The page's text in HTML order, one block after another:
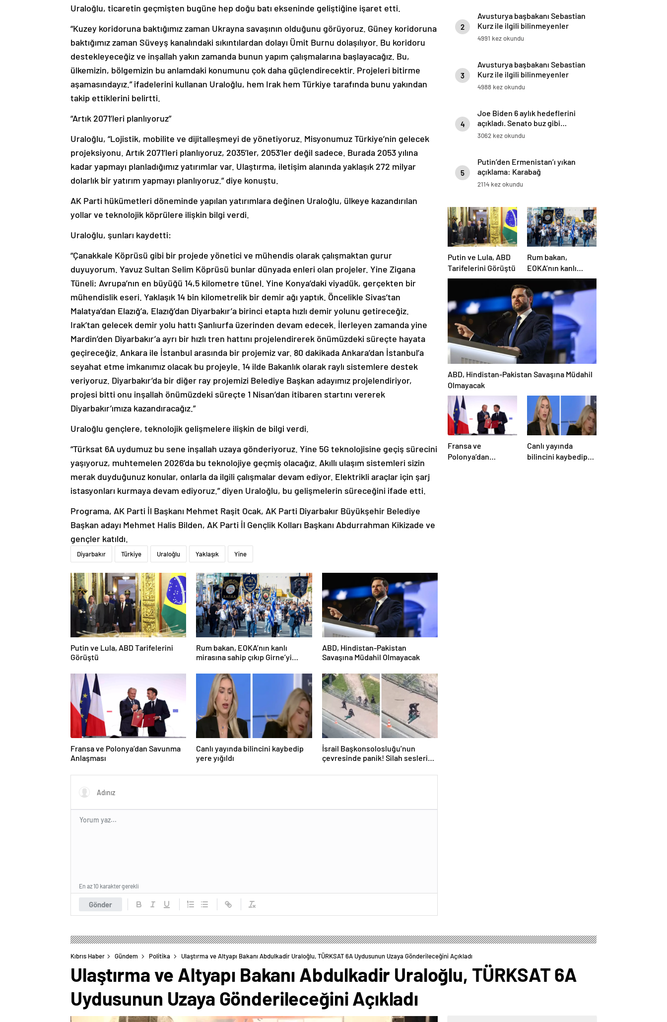
Uraloğlu, ticaretin geçmişten bugüne hep doğu batı ekseninde geliştiğine işaret etti.
“Kuzey koridoruna baktığımız zaman Ukrayna savaşının olduğunu görüyoruz. Güney koridoruna
baktığımız zaman Süveyş kanalındaki sıkıntılardan dolayı Ümit Burnu dolaşılıyor. Bu koridoru
destekleyeceğiz ve inşallah yakın zamanda bunun yapım çalışmalarına başlayacağız. Bu,
ülkemizin, bölgemizin bu anlamdaki konumunu çok daha güçlendirecektir. Projeleri bitirme
aşamasındayız.” ifadelerini kullanan Uraloğlu, hem Irak hem Türkiye tarafında bunu yakından
takip ettiklerini belirtti.
“Artık 2071’leri planlıyoruz”
Uraloğlu, “Lojistik, mobilite ve dijitalleşmeyi de yönetiyoruz. Misyonumuz Türkiye’nin gelecek
projeksiyonu. Artık 2071’leri planlıyoruz, 2035’ler, 2053’ler değil sadece. Burada 2053 yılına
kadar yapmayı planladığımız yatırımlar var. Ulaştırma, iletişim alanında yaklaşık 272 milyar
dolarlık bir yatırım yapmayı planlıyoruz.” diye konuştu.
AK Parti hükümetleri döneminde yapılan yatırımlara değinen Uraloğlu, ülkeye kazandırılan
yollar ve teknolojik köprülere ilişkin bilgi verdi.
Uraloğlu, şunları kaydetti:
“Çanakkale Köprüsü gibi bir projede yönetici ve mühendis olarak çalışmaktan gurur
duyuyorum. Yavuz Sultan Selim Köprüsü bunlar dünyada enleri olan projeler. Yine Zigana
Tüneli; Avrupa’nın en büyüğü 14,5 kilometre tünel. Yine Konya’daki viyadük, gerçekten bir
mühendislik eseri. Yaklaşık 14 bin kilometrelik bir demir ağı yaptık. Öncelikle Sivas’tan
Malatya’dan Elazığ’a, Elazığ’dan Diyarbakır’a birinci etapta hızlı demir yolunu getireceğiz.
Irak’tan gelecek demir yolu hattı Şanlıurfa üzerinden devam edecek. İlerleyen zamanda yine
Mardin’den Diyarbakır’a ayrı bir hızlı tren hattını projelendirerek önümüzdeki süreçte hayata
geçireceğiz. Ankara ile İstanbul arasında bir projemiz var. 80 dakikada Ankara’dan İstanbul’a
seyahat etme imkanımız olacak bu projeyle. 14 ilde Bakanlık olarak raylı sistemlere destek
veriyoruz. Diyarbakır’da bir diğer ray projemizi Belediye Başkan adayımız projelendiriyor,
projesi bitti onu inşallah önümüzdeki süreçte 1 Nisan’dan itibaren startını vererek
Diyarbakır’ımıza kazandıracağız.”
Uraloğlu gençlere, teknolojik gelişmelere ilişkin de bilgi verdi.
“Türksat 6A uydumuz bu sene inşallah uzaya gönderiyoruz. Yine 5G teknolojisine geçiş sürecini
yaşıyoruz, muhtemelen 2026’da bu teknolojiye geçmiş olacağız. Akıllı ulaşım sistemleri sizin
merak duyduğunuz konular, onlarla da ilgili çalışmalar devam ediyor. Elektrikli araçlar için şarj
istasyonları kurmaya devam ediyoruz.” diyen Uraloğlu, bu gelişmelerin süreceğini ifade etti.
Programa, AK Parti İl Başkanı Mehmet Raşit Ocak, AK Parti Diyarbakır Büyükşehir Belediye
Başkan adayı Mehmet Halis Bilden, AK Parti İl Gençlik Kolları Başkanı Abdurrahman Kikizade ve
gençler katıldı.
Diyarbakır Türkiye Uraloğlu Yaklaşık Yine
Putin ve Lula, ABD Tarifelerini
Görüştü
Rum bakan, EOKA’nın kanlı
mirasına sahip çıkıp Girne’yi
ABD, Hindistan-Pakistan
Savaşına Müdahil Olmayacak
Fransa ve Polonya’dan Savunma
Anlaşması
Canlı yayında bilincini kaybedip
yere yığıldı
İsrail Başkonsolosluğu’nun
çevresinde panik! Silah sesleri
Gönder
En az 10 karakter gerekli
2
Avusturya başbakanı Sebastian
Kurz ile ilgili bilinmeyenler
4991 kez okundu
3
Avusturya başbakanı Sebastian
Kurz ile ilgili bilinmeyenler
4988 kez okundu
4
Joe Biden 6 aylık hedeflerini
açıkladı. Senato buz gibi…
3062 kez okundu
5
Putin’den Ermenistan’ı yıkan
açıklama: Karabağ
Azerbaycan’ın ayrılmaz bir
2114 kez okundu
Putin ve Lula, ABD
Tarifelerini Görüştü
Rum bakan,
EOKA’nın kanlı
mirasına sahip çıkıp
Girne’yi hedef
gösterdi
ABD, Hindistan-Pakistan Savaşına Müdahil
Olmayacak
Fransa ve
Polonya’dan
Canlı yayında
bilincini kaybedip
Kıbrıs Haber Gündem Politika Ulaştırma ve Altyapı Bakanı Abdulkadir Uraloğlu, TÜRKSAT 6A Uydusunun Uzaya Gönderileceğini Açıkladı
Ulaştırma ve Altyapı Bakanı Abdulkadir Uraloğlu, TÜRKSAT 6A
Uydusunun Uzaya Gönderileceğini Açıkladı